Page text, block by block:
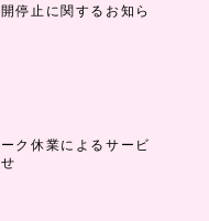
停止に関するお知ら
ク休業によるサービ